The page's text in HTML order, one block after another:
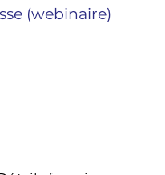
(webinaire)